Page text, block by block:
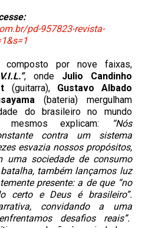
pd-957823-revista-
por nove faixas,
, onde Julio Candinho
(guitarra), Gustavo Albado
(bateria) mergulham
do brasileiro no mundo
mesmos explicam:
“Nós
contra um sistema
esvazia nossos propósitos,
uma sociedade de consumo
também lançamos luz
presente: a de que “no
certo e Deus é brasileiro”.
convidando a uma
desafios reais”.